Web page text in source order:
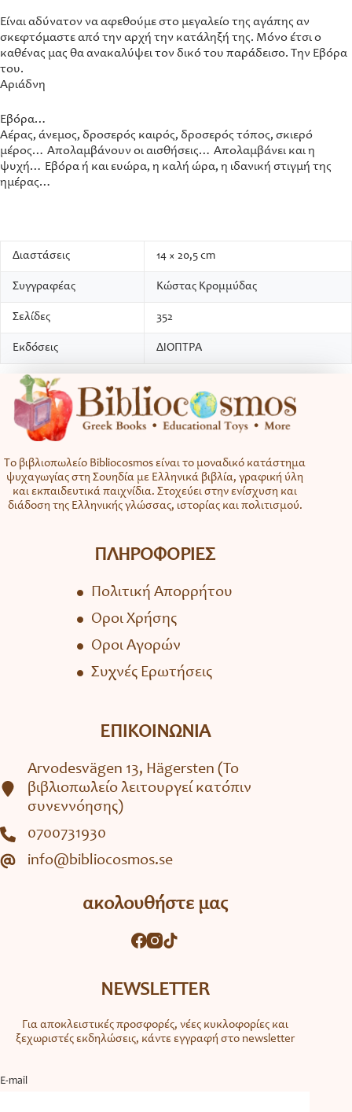
Είναι αδύνατον να αφεθούμε στο μεγαλείο της αγάπης αν
σκεφτόμαστε από την αρχή την κατάληξή της. Μόνο έτσι ο
καθένας μας θα ανακαλύψει τον δικό του παράδεισο. Την Εβόρα
του.
Αριάδνη
Εβόρα…
Αέρας, άνεμος, δροσερός καιρός, δροσερός τόπος, σκιερό
μέρος… Απολαμβάνουν οι αισθήσεις… Απολαμβάνει και η
ψυχή… Εβόρα ή και ευώρα, η καλή ώρα, η ιδανική στιγμή της
ημέρας…
Διαστάσεις 14 × 20,5 cm
Συγγραφέας Κώστας Κρομμύδας
Σελίδες 352
Εκδόσεις ΔΙΟΠΤΡΑ
Το βιβλιοπωλείο Bibliocosmos είναι το μοναδικό κατάστημα
ψυχαγωγίας στη Σουηδία με Ελληνικά βιβλία, γραφική ύλη
και εκπαιδευτικά παιχνίδια. Στοχεύει στην ενίσχυση και
διάδοση της Ελληνικής γλώσσας, ιστορίας και πολιτισμού.
ΠΛΗΡΟΦΟΡΙΕΣ
Πολιτική Απορρήτου
Όροι Χρήσης
Όροι Αγορών
Συχνές Ερωτήσεις
ΕΠΙΚΟΙΝΩΝΙΑ
Arvodesvägen 13, Hägersten (To
βιβλιοπωλείο λειτουργεί κατόπιν
συνεννόησης)
0700731930
info@bibliocosmos.se
ακολουθήστε μας
NEWSLETTER
Για αποκλειστικές προσφορές, νέες κυκλοφορίες και
ξεχωριστές εκδηλώσεις, κάντε εγγραφή στο newsletter
Ε-mail